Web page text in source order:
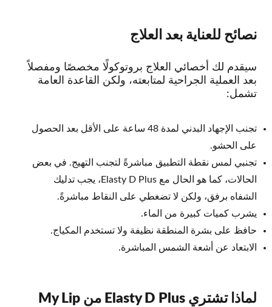
نصائح للعناية بعد العلاج
سيقدم لك أخصائي العلاج بروتوكولًا مخصصًا ومفصلاً
بعد العملية الجراحية لمتابعته، ولكن القاعدة العامة
تشمل:
تجنب الإجهاد البدني لمدة 48 ساعة على الأقل بعد الحصول
على الحشو.
تجنبي لمس نقطة التطبيق مباشرةً لتجنب التهيج. في بعض
الحالات، كما هو الحال مع Elasty D Plus، يجب تدليك
الشفاه برفق، ولكن لا تضغطي على النقاط مباشرةً.
يشرب كميات كبيرة من الماء.
حافظ على بشرة المنطقة نظيفة ولا تستخدم المكياج.
الابتعاد عن أشعة الشمس المباشرة.
لماذا تشتري Elasty D Plus من My Lip